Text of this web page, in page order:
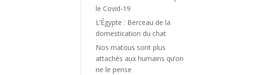
le Covid-19
L’Égypte : Berceau de la
domestication du chat
Nos matous sont plus
attachés aux humains qu’on
ne le pense